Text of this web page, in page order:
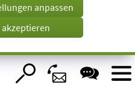
anpassen
akzeptieren